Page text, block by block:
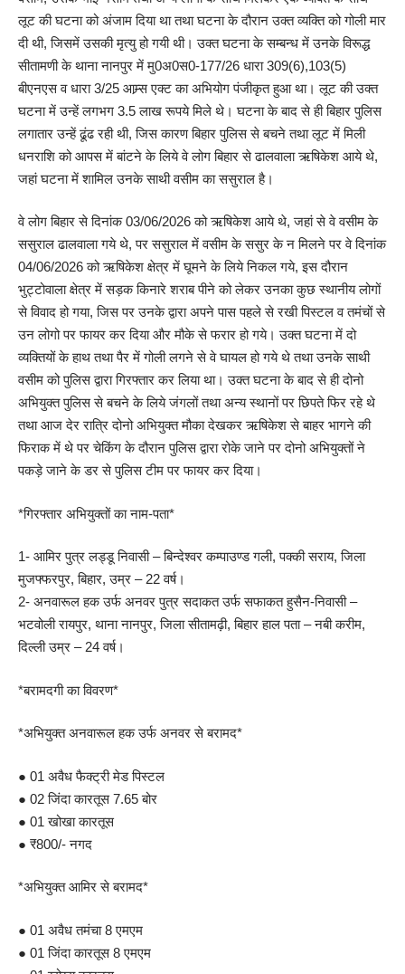
लूट की घटना को अंजाम दिया था तथा घटना के दौरान उक्त व्यक्ति को गोली मार
दी थी, जिसमें उसकी मृत्यु हो गयी थी। उक्त घटना के सम्बन्ध में उनके विरूद्ध
सीतामणी के थाना नानपुर में मु0अ0स0-177/26 धारा 309(6),103(5)
बीएनएस व धारा 3/25 आम्र्स एक्ट का अभियोग पंजीकृत हुआ था। लूट की उक्त
घटना में उन्हें लगभग 3.5 लाख रूपये मिले थे। घटना के बाद से ही बिहार पुलिस
लगातार उन्हें ढूंढ रही थी, जिस कारण बिहार पुलिस से बचने तथा लूट में मिली
धनराशि को आपस में बांटने के लिये वे लोग बिहार से ढालवाला ऋषिकेश आये थे,
जहां घटना में शामिल उनके साथी वसीम का ससुराल है।
वे लोग बिहार से दिनांक 03/06/2026 को ऋषिकेश आये थे, जहां से वे वसीम के
ससुराल ढालवाला गये थे, पर ससुराल में वसीम के ससुर के न मिलने पर वे दिनांक
04/06/2026 को ऋषिकेश क्षेत्र में घूमने के लिये निकल गये, इस दौरान
भुट्टोवाला क्षेत्र में सड़क किनारे शराब पीने को लेकर उनका कुछ स्थानीय लोगों
से विवाद हो गया, जिस पर उनके द्वारा अपने पास पहले से रखी पिस्टल व तमंचों से
उन लोगो पर फायर कर दिया और मौके से फरार हो गये। उक्त घटना में दो
व्यक्तियों के हाथ तथा पैर में गोली लगने से वे घायल हो गये थे तथा उनके साथी
वसीम को पुलिस द्वारा गिरफ्तार कर लिया था। उक्त घटना के बाद से ही दोनो
अभियुक्त पुलिस से बचने के लिये जंगलों तथा अन्य स्थानों पर छिपते फिर रहे थे
तथा आज देर रात्रि दोनो अभियुक्त मौका देखकर ऋषिकेश से बाहर भागने की
फिराक में थे पर चेकिंग के दौरान पुलिस द्वारा रोके जाने पर दोनो अभियुक्तों ने
पकड़े जाने के डर से पुलिस टीम पर फायर कर दिया।
*गिरफ्तार अभियुक्तों का नाम-पता*
1- आमिर पुत्र लड्डू निवासी – बिन्देश्वर कम्पाउण्ड गली, पक्की सराय, जिला
मुजफ्फरपुर, बिहार, उम्र – 22 वर्ष।
2- अनवारूल हक उर्फ अनवर पुत्र सदाकत उर्फ सफाकत हुसैन-निवासी –
भटवोली रायपुर, थाना नानपुर, जिला सीतामढ़ी, बिहार हाल पता – नबी करीम,
दिल्ली उम्र – 24 वर्ष।
*बरामदगी का विवरण*
*अभियुक्त अनवारूल हक उर्फ अनवर से बरामद*
● 01 अवैध फैक्ट्री मेड पिस्टल
● 02 जिंदा कारतूस 7.65 बोर
● 01 खोखा कारतूस
● ₹800/- नगद
*अभियुक्त आमिर से बरामद*
● 01 अवैध तमंचा 8 एमएम
● 01 जिंदा कारतूस 8 एमएम